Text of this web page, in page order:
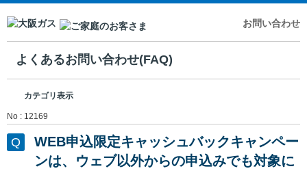
お問い合わせ
よくあるお問い合わせ(FAQ)
カテゴリ表示
No : 12169
WEB申込限定キャッシュバックキャンペー
ンは、ウェブ以外からの申込みでも対象に